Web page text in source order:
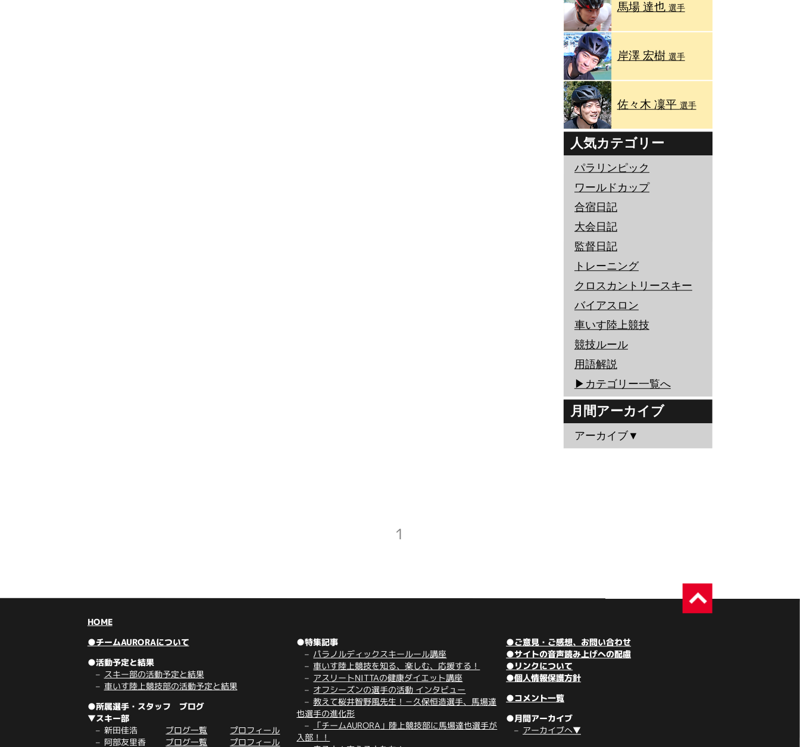
馬場 達也 選手
岸澤 宏樹 選手
佐々木 凜平 選手
人気カテゴリー
パラリンピック
ワールドカップ
合宿日記
大会日記
監督日記
トレーニング
クロスカントリースキー
バイアスロン
車いす陸上競技
競技ルール
用語解説
▶︎カテゴリー一覧へ
月間アーカイブ
アーカイブ▼
1
HOME
●チームAURORAについて
●活動予定と結果
スキー部の活動予定と結果
車いす陸上競技部の活動予定と結果
●所属選手・スタッフ ブログ
▼スキー部
新田佳浩 ブログ一覧 プロフィール
阿部友里香 ブログ一覧 プロフィール
●特集記事
パラノルディックスキールール講座
車いす陸上競技を知る、楽しむ、応援する！
アスリートNITTAの健康ダイエット講座
オフシーズンの選手の活動 インタビュー
教えて桜井智野風先生！－久保恒造選手、馬場達
也選手の進化形
「チームAURORA」陸上競技部に馬場達也選手が
入部！！
●ご意見・ご感想、お問い合わせ
●サイトの音声読み上げへの配慮
●リンクについて
●個人情報保護方針
●コメント一覧
●月間アーカイブ
アーカイブへ▼